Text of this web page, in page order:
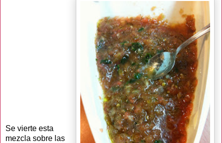
Se vierte esta
mezcla sobre las